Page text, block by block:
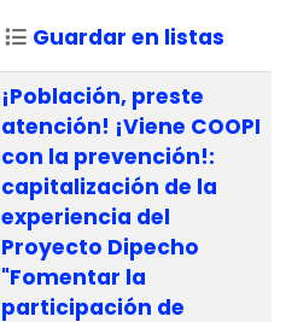
Guardar en listas
¡Población, preste
atención! ¡Viene COOPI
con la prevención!:
capitalización de la
experiencia del
Proyecto Dipecho
"Fomentar la
participación de